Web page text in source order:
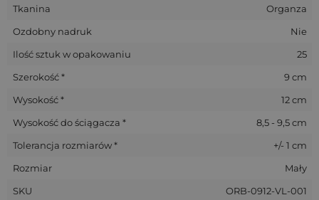
Tkanina
Organza
Ozdobny nadruk
Nie
Ilość sztuk w opakowaniu
25
Szerokość *
9 cm
Wysokość *
12 cm
Wysokość do ściągacza *
8,5 - 9,5 cm
Tolerancja rozmiarów *
+/- 1 cm
Rozmiar
Mały
SKU
ORB-0912-VL-001